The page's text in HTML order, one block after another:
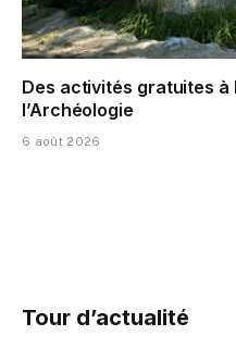
Des activités gratuites à
l’Archéologie
6 août 2026
Tour d’actualité